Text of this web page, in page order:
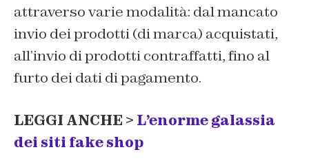
attraverso varie modalità: dal mancato
invio dei prodotti (di marca) acquistati,
all’invio di prodotti contraffatti, fino al
furto dei dati di pagamento.
LEGGI ANCHE > L’enorme galassia
dei siti fake shop